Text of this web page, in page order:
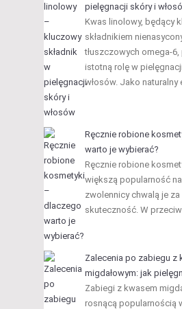
pielęgnacji skóry i
Kwas linolowy, będący
składnikiem
tłuszczowych omega-6,
istotną rolę w
włosów. Jako naturalny
Ręcznie robione
warto je wybierać?
Ręcznie robione
większą popularność na
zwolennicy chwalą je
skuteczność. W
Zalecenia po zabiegu z
migdałowym: jak
Zabiegi z kwasem
rosnącą popularnością